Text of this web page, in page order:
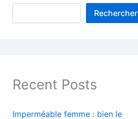
Rechercher
Recent Posts
Imperméable femme : bien le